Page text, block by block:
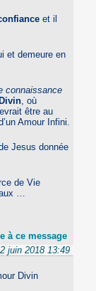
et il
et demeure en
connaissance
, où
être au
Amour Infini.
Jesus donnée
de Vie
…
à ce message
juin 2018 13:49
Divin